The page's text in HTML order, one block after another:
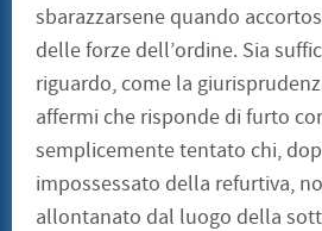
sbarazzarsene quando
delle forze dell’ordine. Sia
riguardo, come la
affermi che risponde di furto
semplicemente tentato chi,
impossessato della refurtiva,
allontanato dal luogo della